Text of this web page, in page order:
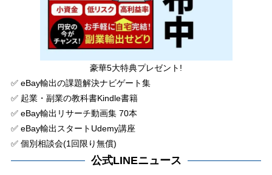
豪華5大特典プレゼント!
✅ eBay輸出の課題解決ナビゲート集
✅ 起業・副業の教科書Kindle書籍
✅ eBay輸出リサーチ動画集 70本
✅ eBay輸出スタートUdemy講座
✅ 個別相談会(1回限り無償)
公式LINEニュース